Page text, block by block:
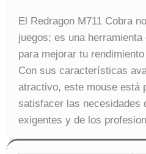
El Redragon M711 Cobra
juegos; es una
para mejorar tu
Con sus características
atractivo, este mouse está
satisfacer las necesidades
exigentes y de los